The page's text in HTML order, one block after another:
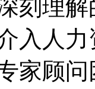
刻理
入人
家顾